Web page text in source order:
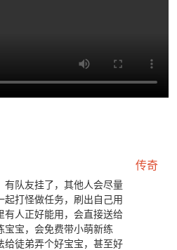
传奇
有队友挂了，其他人会尽量
起打怪做任务，刷出自己用
有人正好能用，会直接送给
宝宝，会免费带小萌新练
给徒弟弄个好宝宝，甚至好